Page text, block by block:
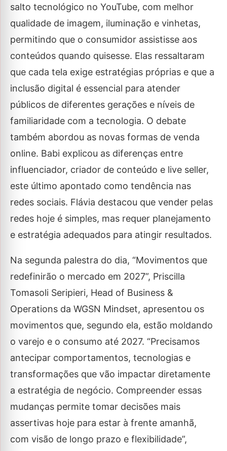
salto tecnológico no YouTube, com melhor
qualidade de imagem, iluminação e vinhetas,
permitindo que o consumidor assistisse aos
conteúdos quando quisesse. Elas ressaltaram
que cada tela exige estratégias próprias e que a
inclusão digital é essencial para atender
públicos de diferentes gerações e níveis de
familiaridade com a tecnologia. O debate
também abordou as novas formas de venda
online. Babi explicou as diferenças entre
influenciador, criador de conteúdo e live seller,
este último apontado como tendência nas
redes sociais. Flávia destacou que vender pelas
redes hoje é simples, mas requer planejamento
e estratégia adequados para atingir resultados.
Na segunda palestra do dia, “Movimentos que
redefinirão o mercado em 2027”, Priscilla
Tomasoli Seripieri, Head of Business &
Operations da WGSN Mindset, apresentou os
movimentos que, segundo ela, estão moldando
o varejo e o consumo até 2027. “Precisamos
antecipar comportamentos, tecnologias e
transformações que vão impactar diretamente
a estratégia de negócio. Compreender essas
mudanças permite tomar decisões mais
assertivas hoje para estar à frente amanhã,
com visão de longo prazo e flexibilidade”,